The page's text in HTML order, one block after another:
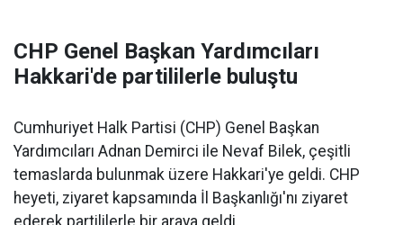
CHP Genel Başkan Yardımcıları
Hakkari'de partililerle buluştu
Cumhuriyet Halk Partisi (CHP) Genel Başkan
Yardımcıları Adnan Demirci ile Nevaf Bilek, çeşitli
temaslarda bulunmak üzere Hakkari'ye geldi. CHP
heyeti, ziyaret kapsamında İl Başkanlığı'nı ziyaret
ederek partililerle bir araya geldi.